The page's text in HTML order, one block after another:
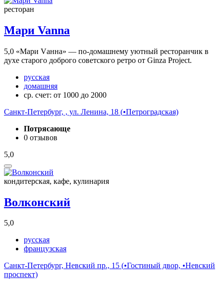
ресторан
Мари Vanna
5,0 «Мари Vанна» — по-домашнему уютный ресторанчик в
духе старого доброго советского ретро от Ginza Project.
русская
домашняя
ср. счет: от 1000 до 2000
Санкт-Петербург, , ул. Ленина, 18 (•Петроградская)
Потрясающе
0 отзывов
5,0
кондитерская, кафе, кулинария
Волконский
5,0
русская
французская
Санкт-Петербург, Невский пр., 15 (•Гостиный двор, •Невский
проспект)